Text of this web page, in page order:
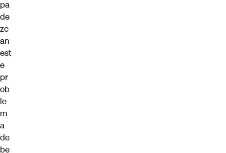
pa
de
zc
an
est
e
pr
ob
le
m
a
de
be